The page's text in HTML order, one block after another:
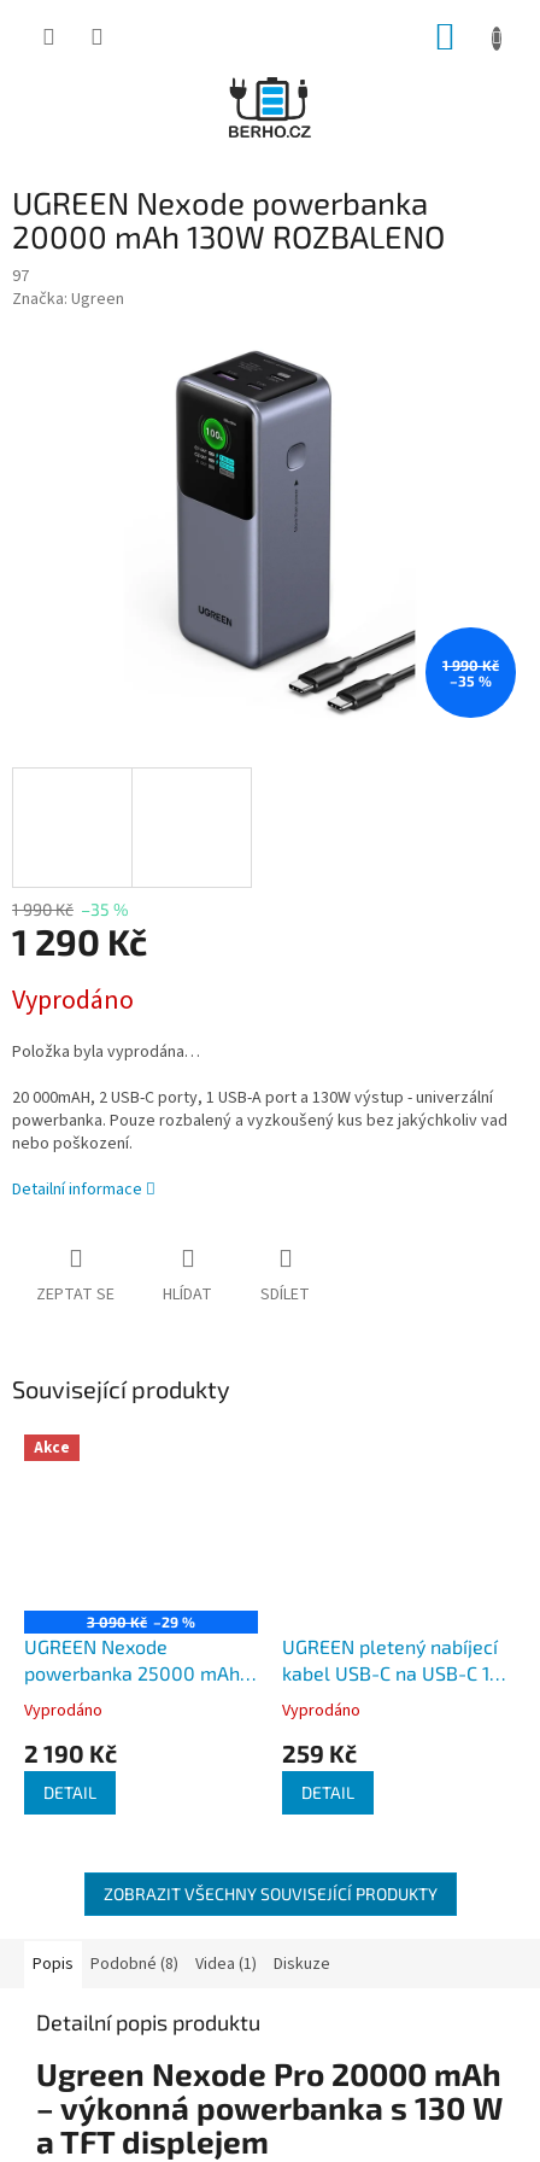
UGREEN Nexode powerbanka
20000 mAh 130W ROZBALENO
97
Značka: Ugreen
1 990 Kč
–35 %
1 990 Kč –35 %
1 290 Kč
cena:
Vyprodáno
Položka byla vyprodána…
20 000mAH, 2 USB-C porty, 1 USB-A port a 130W výstup - univerzální
powerbanka. Pouze rozbalený a vyzkoušený kus bez jakýchkoliv vad
nebo poškození.
Detailní informace
ZEPTAT SE HLÍDAT SDÍLET
Související produkty
Akce
3 090 Kč –29 %
UGREEN Nexode
powerbanka 25000 mAh
200W
Vyprodáno
2 190 Kč
DETAIL
UGREEN pletený nabíjecí
kabel USB-C na USB-C 100
W 1,5 m
Vyprodáno
259 Kč
DETAIL
ZOBRAZIT VŠECHNY SOUVISEJÍCÍ PRODUKTY
Popis Podobné (8) Videa (1) Diskuze
Detailní popis produktu
Ugreen Nexode Pro 20000 mAh
– výkonná powerbanka s 130 W
a TFT displejem